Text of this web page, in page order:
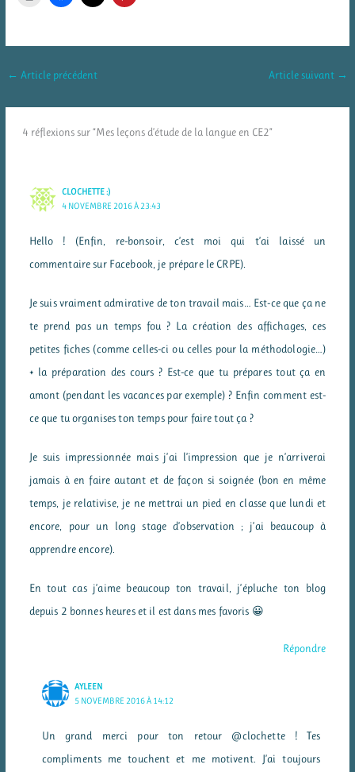
← Article précédent Article suivant →
4 réflexions sur “Mes leçons d’étude de la langue en CE2”
CLOCHETTE :)
4 NOVEMBRE 2016 À 23:43
Hello ! (Enfin, re-bonsoir, c’est moi qui t’ai laissé un
commentaire sur Facebook, je prépare le CRPE).
Je suis vraiment admirative de ton travail mais… Est-ce que ça ne
te prend pas un temps fou ? La création des affichages, ces
petites fiches (comme celles-ci ou celles pour la méthodologie…)
+ la préparation des cours ? Est-ce que tu prépares tout ça en
amont (pendant les vacances par exemple) ? Enfin comment est-
ce que tu organises ton temps pour faire tout ça ?
Je suis impressionnée mais j’ai l’impression que je n’arriverai
jamais à en faire autant et de façon si soignée (bon en même
temps, je relativise, je ne mettrai un pied en classe que lundi et
encore, pour un long stage d’observation ; j’ai beaucoup à
apprendre encore).
En tout cas j’aime beaucoup ton travail, j’épluche ton blog
depuis 2 bonnes heures et il est dans mes favoris 😀
Répondre
AYLEEN
5 NOVEMBRE 2016 À 14:12
Un grand merci pour ton retour @clochette ! Tes
compliments me touchent et me motivent. J’ai toujours